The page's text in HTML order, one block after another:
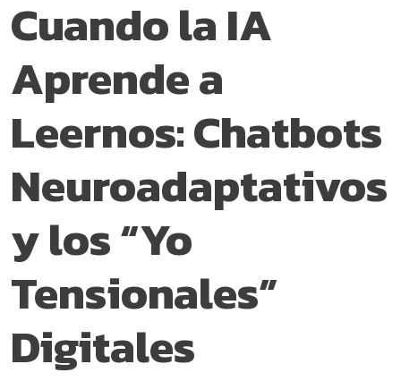
Cuando la IA
Aprende a
Leernos: Chatbots
Neuroadaptativos
y los “Yo
Tensionales”
Digitales